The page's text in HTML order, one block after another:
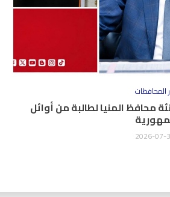
المحافظات
محافظ المنيا لطالبة من أوائل